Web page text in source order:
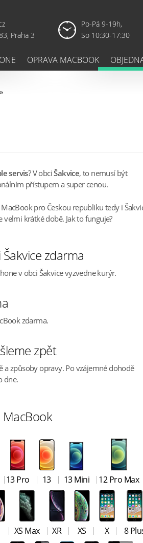
Praha 3
Po-Pá 9-19h,
So 10:30-17:30
OPRAVA MACBOOK
»
servis? V obciŠakvice, to nemusí být
přístupem a super cenou.
pro Českou republiku tedy i
krátké době. Jak to funguje?
zdarma
v obci Šakvice vyzvedne kurýr.
zdarma.
zpět
a způsoby opravy. Po vzájemné dohodě
dne.
MacBook
13 Pro 13 13 Mini 12 Pro Max
XS Max XR XS X 8